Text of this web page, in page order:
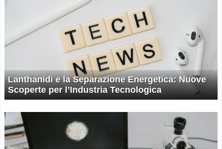
Lanthanidi e la Separazione Energetica: Nuove
Scoperte per l’Industria Tecnologica